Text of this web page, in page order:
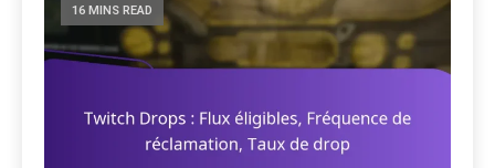
16 MINS READ